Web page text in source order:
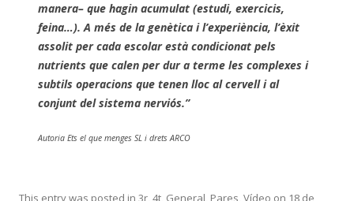
manera– que hagin acumulat (estudi, exercicis,
feina…). A més de la genètica i l’experiència, l’èxit
assolit per cada escolar està condicionat pels
nutrients que calen per dur a terme les complexes i
subtils operacions que tenen lloc al cervell i al
conjunt del sistema nerviós.”
Autoria Ets el que menges SL i drets ARCO
This entry was posted in 3r,4t, General, Pares,Vídeo on 18 de